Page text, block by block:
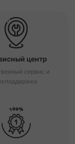
центр
сервис и